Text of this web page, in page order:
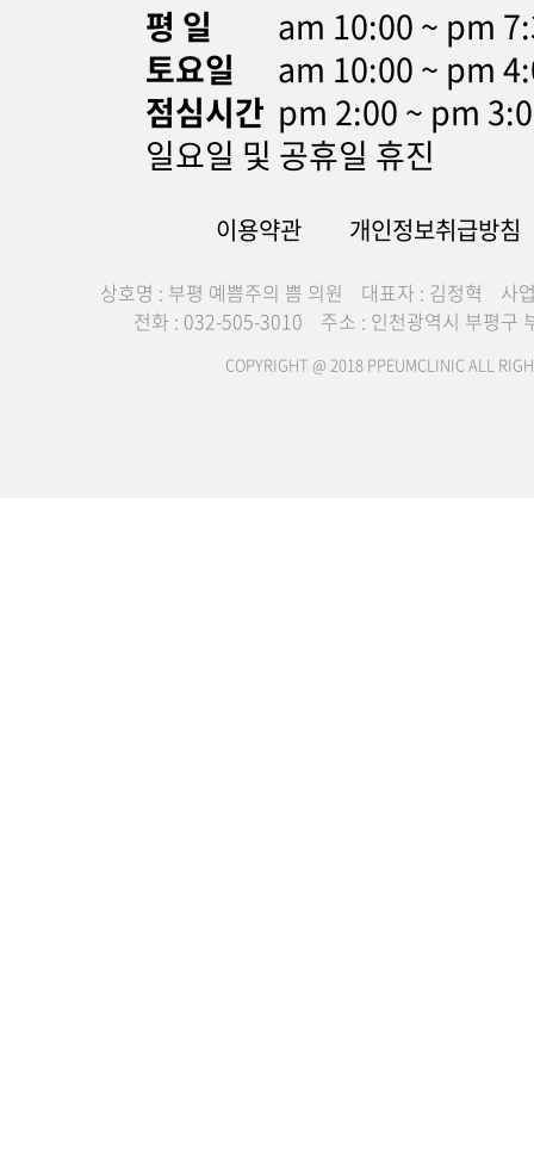
평 일
am 10:00 ~ pm
토요일
am 10:00 ~ pm
점심시간 pm 2:00 ~ pm
일요일 및 공휴일 휴진
이용약관 개인정보취급방침
상호명 : 부평 예쁨주의 쁨 의원 대표자 : 김정혁
사
전화 : 032-505-3010
주소 : 인천광역시 부평구
COPYRIGHT @ 2018 PPEUMCLINIC ALL